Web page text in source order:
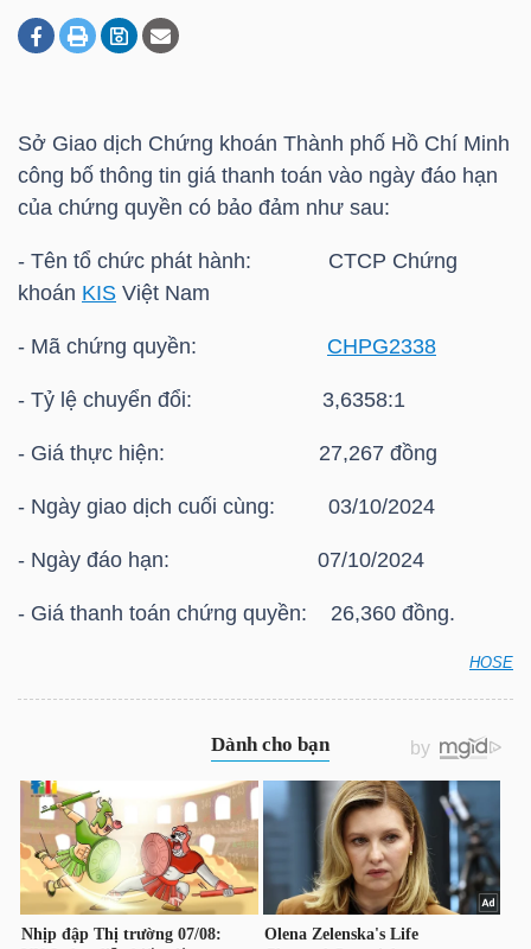
Sở Giao dịch Chứng khoán Thành phố Hồ Chí Minh
công bố thông tin giá thanh toán vào ngày đáo hạn
của chứng quyền có bảo đảm như sau:
- Tên tổ chức phát hành: CTCP Chứng
khoán KIS Việt Nam
- Mã chứng quyền: CHPG2338
- Tỷ lệ chuyển đổi: 3,6358:1
- Giá thực hiện: 27,267 đồng
- Ngày giao dịch cuối cùng: 03/10/2024
- Ngày đáo hạn: 07/10/2024
- Giá thanh toán chứng quyền: 26,360 đồng.
HOSE
NGHIỆP
BẤT
ĐỘNG
SẢN
HÓA
KINH
GIỚI
ĐÔNG
DƯƠNG